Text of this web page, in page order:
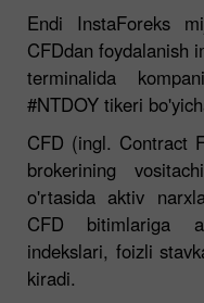
Endi InstaForeks
CFDdan foydalanish
terminalida
#NTDOY tikeri
CFD (ingl. Contract
brokerining
o'rtasida aktiv
CFD bitimlariga
indekslari, foizli
kiradi.